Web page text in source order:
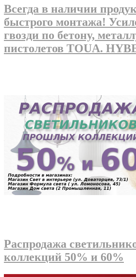
Всегда в наличии
быстрого монтажа!
гвозди по бетону,
пистолетов TOUA.
Распродажа
коллекций 50% и 60%